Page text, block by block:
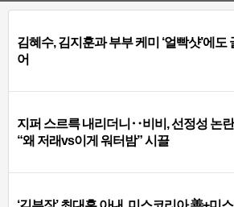
김혜수, 김지훈과 부부 케미 ‘얼빡샷’에도
어
지퍼 스르륵 내리더니‥비비, 선정성 논
“왜 저래vs이게 워터밤” 시끌